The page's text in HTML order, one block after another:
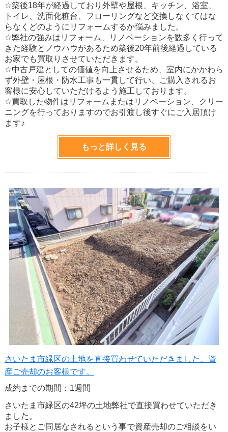
☆築後18年が経過しており外壁や屋根、キッチン、浴室、
トイレ、洗面化粧台、フローリングなど交換しなくてはな
らなくどのようにリフォームするか悩みました。
☆弊社の強みはリフォーム、リノベーションを数多く行って
きた経験とノウハウがあるため築後20年前後経過している
お家でも買取りさせていただきます。
☆中古戸建としての価値を向上させるため、室内にかかわら
ず外壁・屋根・防水工事も一貫して行い、ご購入されるお
客様に安心していただけるよう施工しております。
☆買取した物件はリフォームまたはリノベーション、クリー
ニングを行っておりますのでお引渡し後すぐにご入居頂け
ます♪
もっと詳しく見る
さいたま市緑区の土地を直接買わせていただきました。資
産ご売却のお客様です。
成約までの期間：1週間
さいたま市緑区の42坪の土地弊社で直接買わせていただき
ました。
お子様とご同居なされるという事で資産売却のご相談をい